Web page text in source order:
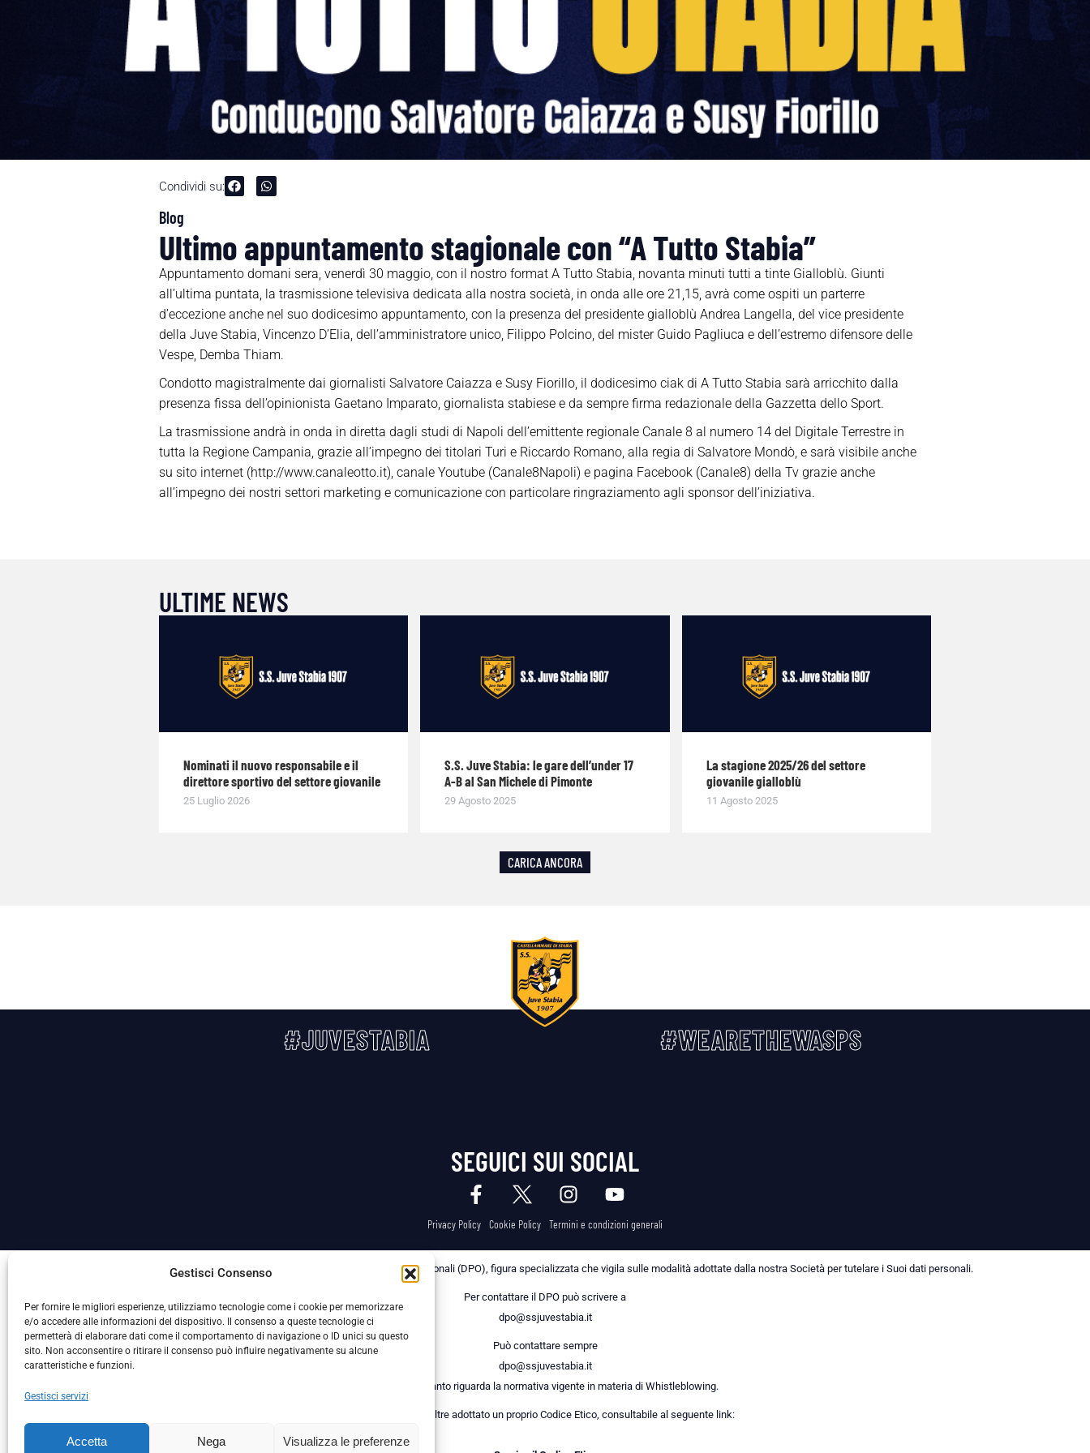
Gestisci Consenso
Per fornire le migliori esperienze, utilizziamo tecnologie come i cookie per memorizzare
e/o accedere alle informazioni del dispositivo. Il consenso a queste tecnologie ci
permetterà di elaborare dati come il comportamento di navigazione o ID unici su questo
sito. Non acconsentire o ritirare il consenso può influire negativamente su alcune
caratteristiche e funzioni.
Gestisci servizi
Accetta Nega Visualizza le preferenze
Condividi su:
Blog
Ultimo appuntamento stagionale con “A Tutto Stabia”
Appuntamento domani sera, venerdì 30 maggio, con il nostro format A Tutto Stabia, novanta minuti tutti a tinte Gialloblù. Giunti
all’ultima puntata, la trasmissione televisiva dedicata alla nostra società, in onda alle ore 21,15, avrà come ospiti un parterre
d’eccezione anche nel suo dodicesimo appuntamento, con la presenza del presidente gialloblù Andrea Langella, del vice presidente
della Juve Stabia, Vincenzo D’Elia, dell’amministratore unico, Filippo Polcino, del mister Guido Pagliuca e dell’estremo difensore delle
Vespe, Demba Thiam.
Condotto magistralmente dai giornalisti Salvatore Caiazza e Susy Fiorillo, il dodicesimo ciak di A Tutto Stabia sarà arricchito dalla
presenza fissa dell’opinionista Gaetano Imparato, giornalista stabiese e da sempre firma redazionale della Gazzetta dello Sport.
La trasmissione andrà in onda in diretta dagli studi di Napoli dell’emittente regionale Canale 8 al numero 14 del Digitale Terrestre in
tutta la Regione Campania, grazie all’impegno dei titolari Turi e Riccardo Romano, alla regia di Salvatore Mondò, e sarà visibile anche
su sito internet (http://www.canaleotto.it), canale Youtube (Canale8Napoli) e pagina Facebook (Canale8) della Tv grazie anche
all’impegno dei nostri settori marketing e comunicazione con particolare ringraziamento agli sponsor dell’iniziativa.
ULTIME NEWS
Nominati il nuovo responsabile e il
direttore sportivo del settore giovanile
25 Luglio 2026
S.S. Juve Stabia: le gare dell’under 17
A-B al San Michele di Pimonte
29 Agosto 2025
La stagione 2025/26 del settore
giovanile gialloblù
11 Agosto 2025
CARICA ANCORA
#JUVESTABIA #WEARETHEWASPS
SEGUICI SUI SOCIAL
Privacy Policy Cookie Policy Termini e condizioni generali
La Società ha nominato il Responsabile della Protezione dei Dati Personali (DPO), figura specializzata che vigila sulle modalità adottate dalla nostra Società per tutelare i Suoi dati personali.
Per contattare il DPO può scrivere a
dpo@ssjuvestabia.it
Può contattare sempre
dpo@ssjuvestabia.it
anche per quanto riguarda la normativa vigente in materia di Whistleblowing.
La Società ha inoltre adottato un proprio Codice Etico, consultabile al seguente link: